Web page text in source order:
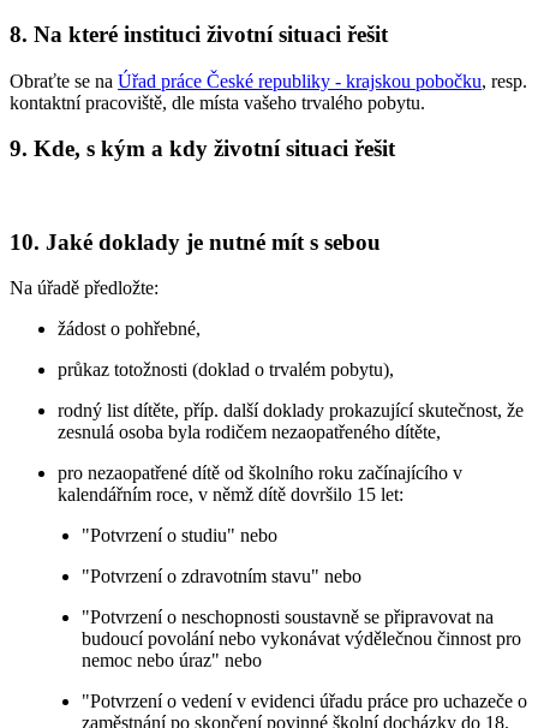
8. Na které instituci životní situaci řešit
Obraťte se na Úřad práce České republiky - krajskou pobočku, resp.
kontaktní pracoviště, dle místa vašeho trvalého pobytu.
9. Kde, s kým a kdy životní situaci řešit
10. Jaké doklady je nutné mít s sebou
Na úřadě předložte:
žádost o pohřebné,
průkaz totožnosti (doklad o trvalém pobytu),
rodný list dítěte, příp. další doklady prokazující skutečnost, že
zesnulá osoba byla rodičem nezaopatřeného dítěte,
pro nezaopatřené dítě od školního roku začínajícího v
kalendářním roce, v němž dítě dovršilo 15 let:
"Potvrzení o studiu" nebo
"Potvrzení o zdravotním stavu" nebo
"Potvrzení o neschopnosti soustavně se připravovat na
budoucí povolání nebo vykonávat výdělečnou činnost pro
nemoc nebo úraz" nebo
"Potvrzení o vedení v evidenci úřadu práce pro uchazeče o
zaměstnání po skončení povinné školní docházky do 18.